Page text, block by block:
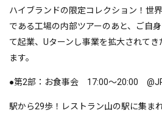
ハイブランドの限定コレクション！世
である工場の内部ツアーのあと、ご自
て起業、Uターンし事業を拡大されて
ます。
●第2部：お食事会 17:00〜20:00
駅から29歩！レストラン山の駅に集ま